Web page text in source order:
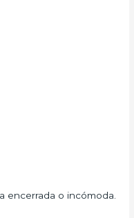
encerrada o incómoda.